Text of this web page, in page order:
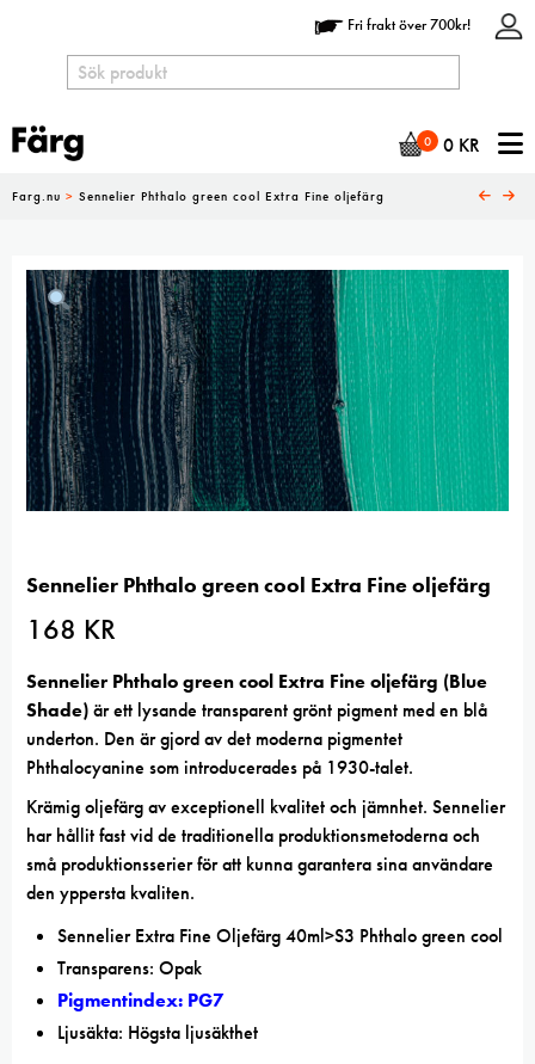
Fri frakt över 700kr!
0 0 KR
Farg.nu > Sennelier Phthalo green cool Extra Fine oljefärg
Sennelier Phthalo green cool Extra Fine oljefärg
168 KR
Sennelier Phthalo green cool Extra Fine oljefärg (Blue
Shade)är ett lysande transparent grönt pigment med en blå
underton. Den är gjord av det moderna pigmentet
Phthalocyanine som introducerades på 1930-talet.
Krämig oljefärg av exceptionell kvalitet och jämnhet. Sennelier
har hållit fast vid de traditionella produktionsmetoderna och
små produktionsserier för att kunna garantera sina användare
den yppersta kvaliten.
Sennelier Extra Fine Oljefärg 40ml>S3 Phthalo green cool
Transparens: Opak
Pigmentindex: PG7
Ljusäkta: Högsta ljusäkthet